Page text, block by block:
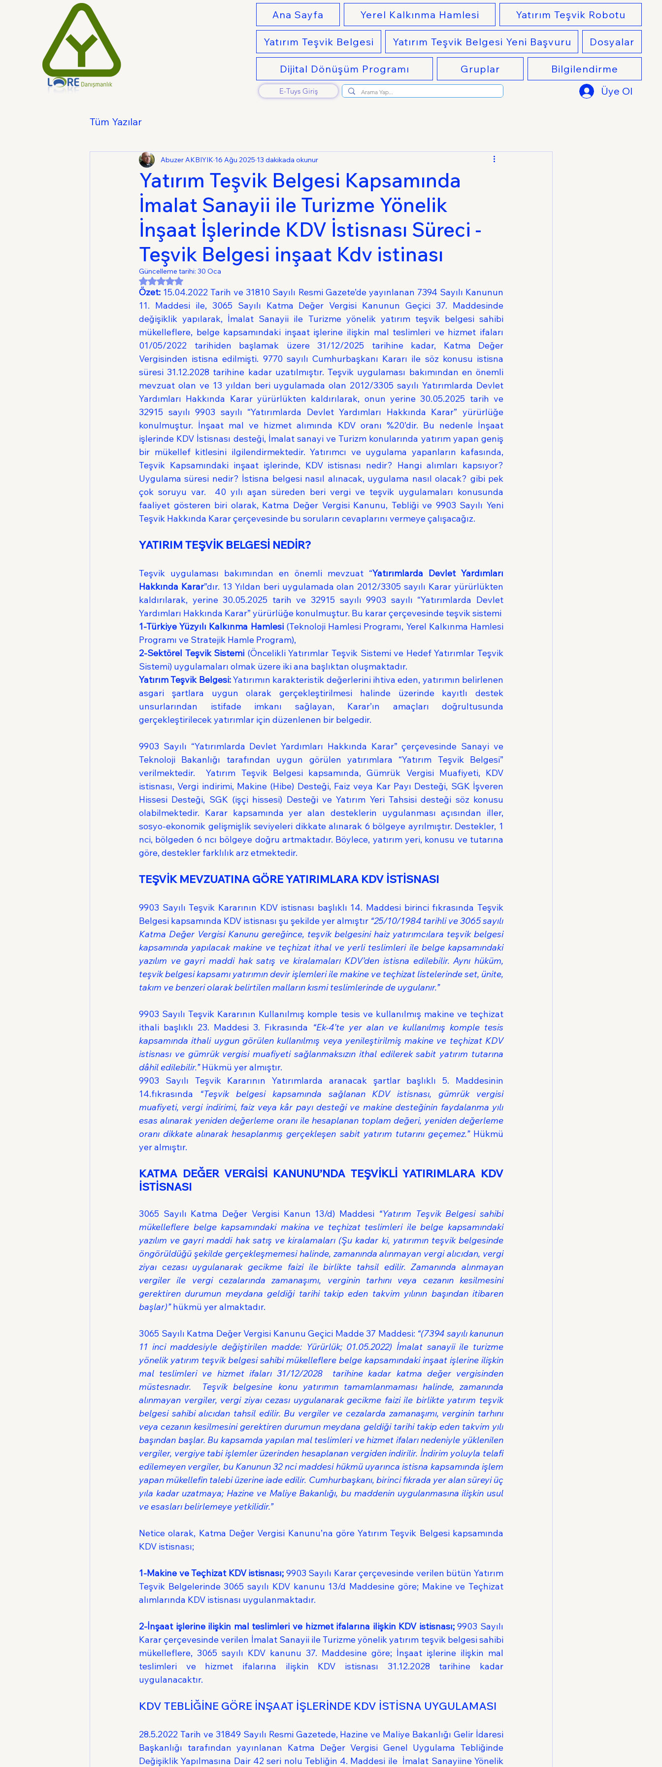
Ana Sayfa Yerel Kalkınma Hamlesi Yatırım Teşvik Robotu
Yatırım Teşvik Belgesi Yatırım Teşvik Belgesi Yeni Başvuru Dosyalar
Dijital Dönüşüm Programı Gruplar Bilgilendirme
E-Tuys Giriş Üye Ol
Tüm Yazılar
Yatırım Teşvik Belgesi Kapsamında
İmalat Sanayii ile Turizme Yönelik
İnşaat İşlerinde KDV İstisnası Süreci -
Teşvik Belgesi inşaat Kdv istinası
Abuzer AKBIYIK 16 Ağu 2025 13 dakikada okunur
Güncelleme tarihi: 30 Oca
5 üzerinden NaN yıldız
Özet: 15.04.2022 Tarih ve 31810 Sayılı Resmi Gazete’de yayınlanan 7394 Sayılı Kanunun
11. Maddesi ile, 3065 Sayılı Katma Değer Vergisi Kanunun Geçici 37. Maddesinde
değişiklik yapılarak, İmalat Sanayii ile Turizme yönelik yatırım teşvik belgesi sahibi
mükelleflere, belge kapsamındaki inşaat işlerine ilişkin mal teslimleri ve hizmet ifaları
01/05/2022 tarihiden başlamak üzere 31/12/2025 tarihine kadar, Katma Değer
Vergisinden istisna edilmişti. 9770 sayılı Cumhurbaşkanı Kararı ile söz konusu istisna
süresi 31.12.2028 tarihine kadar uzatılmıştır. Teşvik uygulaması bakımından en önemli
mevzuat olan ve 13 yıldan beri uygulamada olan 2012/3305 sayılı Yatırımlarda Devlet
Yardımları Hakkında Karar yürürlükten kaldırılarak, onun yerine 30.05.2025 tarih ve
32915 sayılı 9903 sayılı “Yatırımlarda Devlet Yardımları Hakkında Karar” yürürlüğe
konulmuştur. İnşaat mal ve hizmet alımında KDV oranı %20’dir. Bu nedenle İnşaat
işlerinde KDV İstisnası desteği, İmalat sanayi ve Turizm konularında yatırım yapan geniş
bir mükellef kitlesini ilgilendirmektedir. Yatırımcı ve uygulama yapanların kafasında,
Teşvik Kapsamındaki inşaat işlerinde, KDV istisnası nedir? Hangi alımları kapsıyor?
Uygulama süresi nedir? İstisna belgesi nasıl alınacak, uygulama nasıl olacak? gibi pek
çok soruyu var.  40 yılı aşan süreden beri vergi ve teşvik uygulamaları konusunda
faaliyet gösteren biri olarak, Katma Değer Vergisi Kanunu, Tebliği ve 9903 Sayılı Yeni
Teşvik Hakkında Karar çerçevesinde bu soruların cevaplarını vermeye çalışacağız.
YATIRIM TEŞVİK BELGESİ NEDİR?
Teşvik uygulaması bakımından en önemli mevzuat “Yatırımlarda Devlet Yardımları
Hakkında Karar”dır. 13 Yıldan beri uygulamada olan 2012/3305 sayılı Karar yürürlükten
kaldırılarak, yerine 30.05.2025 tarih ve 32915 sayılı 9903 sayılı “Yatırımlarda Devlet
Yardımları Hakkında Karar” yürürlüğe konulmuştur. Bu karar çerçevesinde teşvik sistemi
1-Türkiye Yüzyılı Kalkınma Hamlesi (Teknoloji Hamlesi Programı, Yerel Kalkınma Hamlesi
Programı ve Stratejik Hamle Program),
2-Sektörel Teşvik Sistemi (Öncelikli Yatırımlar Teşvik Sistemi ve Hedef Yatırımlar Teşvik
Sistemi) uygulamaları olmak üzere iki ana başlıktan oluşmaktadır.
Yatırım Teşvik Belgesi: Yatırımın karakteristik değerlerini ihtiva eden, yatırımın belirlenen
asgari şartlara uygun olarak gerçekleştirilmesi halinde üzerinde kayıtlı destek
unsurlarından istifade imkanı sağlayan, Karar’ın amaçları doğrultusunda
gerçekleştirilecek yatırımlar için düzenlenen bir belgedir.
9903 Sayılı “Yatırımlarda Devlet Yardımları Hakkında Karar” çerçevesinde Sanayi ve
Teknoloji Bakanlığı tarafından uygun görülen yatırımlara “Yatırım Teşvik Belgesi”
verilmektedir.  Yatırım Teşvik Belgesi kapsamında, Gümrük Vergisi Muafiyeti, KDV
istisnası, Vergi indirimi, Makine (Hibe) Desteği, Faiz veya Kar Payı Desteği, SGK İşveren
Hissesi Desteği, SGK (işçi hissesi) Desteği ve Yatırım Yeri Tahsisi desteği söz konusu
olabilmektedir. Karar kapsamında yer alan desteklerin uygulanması açısından iller,
sosyo-ekonomik gelişmişlik seviyeleri dikkate alınarak 6 bölgeye ayrılmıştır. Destekler, 1
nci, bölgeden 6 ncı bölgeye doğru artmaktadır. Böylece, yatırım yeri, konusu ve tutarına
göre, destekler farklılık arz etmektedir.
TEŞVİK MEVZUATINA GÖRE YATIRIMLARA KDV İSTİSNASI
9903 Sayılı Teşvik Kararının KDV istisnası başlıklı 14. Maddesi birinci fıkrasında Teşvik
Belgesi kapsamında KDV istisnası şu şekilde yer almıştır “25/10/1984 tarihli ve 3065 sayılı
Katma Değer Vergisi Kanunu gereğince, teşvik belgesini haiz yatırımcılara teşvik belgesi
kapsamında yapılacak makine ve teçhizat ithal ve yerli teslimleri ile belge kapsamındaki
yazılım ve gayri maddi hak satış ve kiralamaları KDV’den istisna edilebilir. Aynı hüküm,
teşvik belgesi kapsamı yatırımın devir işlemleri ile makine ve teçhizat listelerinde set, ünite,
takım ve benzeri olarak belirtilen malların kısmi teslimlerinde de uygulanır.”
9903 Sayılı Teşvik Kararının Kullanılmış komple tesis ve kullanılmış makine ve teçhizat
ithali başlıklı 23. Maddesi 3. Fıkrasında “Ek-4’te yer alan ve kullanılmış komple tesis
kapsamında ithali uygun görülen kullanılmış veya yenileştirilmiş makine ve teçhizat KDV
istisnası ve gümrük vergisi muafiyeti sağlanmaksızın ithal edilerek sabit yatırım tutarına
dâhil edilebilir.” Hükmü yer almıştır.
9903 Sayılı Teşvik Kararının Yatırımlarda aranacak şartlar başlıklı 5. Maddesinin
14.fıkrasında
“Teşvik belgesi kapsamında sağlanan KDV istisnası, gümrük vergisi
muafiyeti, vergi indirimi, faiz veya kâr payı desteği ve makine desteğinin faydalanma yılı
esas alınarak yeniden değerleme oranı ile hesaplanan toplam değeri, yeniden değerleme
oranı dikkate alınarak hesaplanmış gerçekleşen sabit yatırım tutarını geçemez.” Hükmü
yer almıştır.
KATMA DEĞER VERGİSİ KANUNU’NDA TEŞVİKLİ YATIRIMLARA KDV
İSTİSNASI
3065 Sayılı Katma Değer Vergisi Kanun 13/d) Maddesi “Yatırım Teşvik Belgesi sahibi
mükelleflere belge kapsamındaki makina ve teçhizat teslimleri ile belge kapsamındaki
yazılım ve gayri maddi hak satış ve kiralamaları (Şu kadar ki, yatırımın teşvik belgesinde
öngörüldüğü şekilde gerçekleşmemesi halinde, zamanında alınmayan vergi alıcıdan, vergi
ziyaı cezası uygulanarak gecikme faizi ile birlikte tahsil edilir. Zamanında alınmayan
vergiler ile vergi cezalarında zamanaşımı, verginin tarhını veya cezanın kesilmesini
gerektiren durumun meydana geldiği tarihi takip eden takvim yılının başından itibaren
başlar)” hükmü yer almaktadır.
3065 Sayılı Katma Değer Vergisi Kanunu Geçici Madde 37 Maddesi: “(7394 sayılı kanunun
11 inci maddesiyle değiştirilen madde: Yürürlük; 01.05.2022) İmalat sanayii ile turizme
yönelik yatırım teşvik belgesi sahibi mükelleflere belge kapsamındaki inşaat işlerine ilişkin
mal teslimleri ve hizmet ifaları 31/12/2028  tarihine kadar katma değer vergisinden
müstesnadır.  Teşvik belgesine konu yatırımın tamamlanmaması halinde, zamanında
alınmayan vergiler, vergi ziyaı cezası uygulanarak gecikme faizi ile birlikte yatırım teşvik
belgesi sahibi alıcıdan tahsil edilir. Bu vergiler ve cezalarda zamanaşımı, verginin tarhını
veya cezanın kesilmesini gerektiren durumun meydana geldiği tarihi takip eden takvim yılı
başından başlar. Bu kapsamda yapılan mal teslimleri ve hizmet ifaları nedeniyle yüklenilen
vergiler, vergiye tabi işlemler üzerinden hesaplanan vergiden indirilir. İndirim yoluyla telafi
edilemeyen vergiler, bu Kanunun 32 nci maddesi hükmü uyarınca istisna kapsamında işlem
yapan mükellefin talebi üzerine iade edilir. Cumhurbaşkanı, birinci fıkrada yer alan süreyi üç
yıla kadar uzatmaya; Hazine ve Maliye Bakanlığı, bu maddenin uygulanmasına ilişkin usul
ve esasları belirlemeye yetkilidir.”
Netice olarak, Katma Değer Vergisi Kanunu’na göre Yatırım Teşvik Belgesi kapsamında
KDV istisnası;
1-Makine ve Teçhizat KDV istisnası; 9903 Sayılı Karar çerçevesinde verilen bütün Yatırım
Teşvik Belgelerinde 3065 sayılı KDV kanunu 13/d Maddesine göre; Makine ve Teçhizat
alımlarında KDV istisnası uygulanmaktadır.
2-İnşaat işlerine ilişkin mal teslimleri ve hizmet ifalarına ilişkin KDV istisnası; 9903 Sayılı
Karar çerçevesinde verilen İmalat Sanayii ile Turizme yönelik yatırım teşvik belgesi sahibi
mükelleflere, 3065 sayılı KDV kanunu 37. Maddesine göre; İnşaat işlerine ilişkin mal
teslimleri ve hizmet ifalarına ilişkin KDV istisnası 31.12.2028 tarihine kadar
uygulanacaktır.
KDV TEBLİĞİNE GÖRE İNŞAAT İŞLERİNDE KDV İSTİSNA UYGULAMASI
28.5.2022 Tarih ve 31849 Sayılı Resmi Gazetede, Hazine ve Maliye Bakanlığı Gelir İdaresi
Başkanlığı tarafından yayınlanan Katma Değer Vergisi Genel Uygulama Tebliğinde
Değişiklik Yapılmasına Dair 42 seri nolu Tebliğin 4. Maddesi ile  İmalat Sanayiine Yönelik